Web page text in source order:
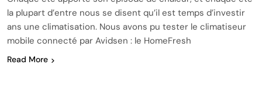
la plupart d’entre nous se disent qu’il est temps d’investir
ans une climatisation. Nous avons pu tester le climatiseur
mobile connecté par Avidsen : le HomeFresh
Read More